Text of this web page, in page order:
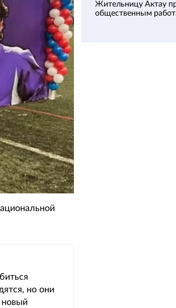
но они
новый
Жительницу Актау
общественным